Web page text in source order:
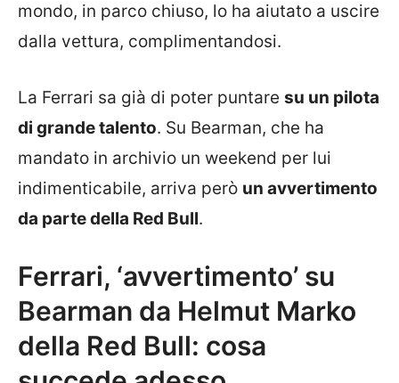
mondo, in parco chiuso, lo ha aiutato a uscire
dalla vettura, complimentandosi.
La Ferrari sa già di poter puntare su un pilota
di grande talento. Su Bearman, che ha
mandato in archivio un weekend per lui
indimenticabile, arriva però un avvertimento
da parte della Red Bull.
Ferrari, ‘avvertimento’ su
Bearman da Helmut Marko
della Red Bull: cosa